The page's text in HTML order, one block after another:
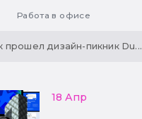
Работа в офисе
прошел дизайн-пикник Du...
18 Апр